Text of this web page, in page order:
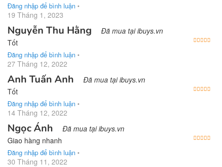
Đăng nhập để bình luận •
19 Tháng 1, 2023
Nguyễn Thu Hằng Đã mua tại ibuys.vn
Tốt
Đăng nhập để bình luận •
27 Tháng 12, 2022
Anh Tuấn Anh Đã mua tại ibuys.vn
Tốt
Đăng nhập để bình luận •
14 Tháng 12, 2022
Ngọc Ánh Đã mua tại ibuys.vn
Giao hàng nhanh
Đăng nhập để bình luận •
30 Tháng 11, 2022